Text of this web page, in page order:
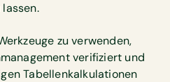
zu verwenden,
verifiziert und
Tabellenkalkulationen